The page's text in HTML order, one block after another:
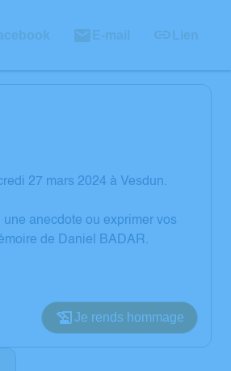
E-mail Lien
27 mars 2024 à Vesdun.
anecdote ou exprimer vos
de Daniel BADAR.
Je rends hommage